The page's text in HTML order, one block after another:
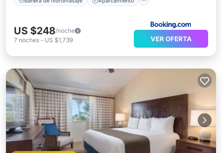
US $248/noche
7 noches - US $1,739 VER OFERTA